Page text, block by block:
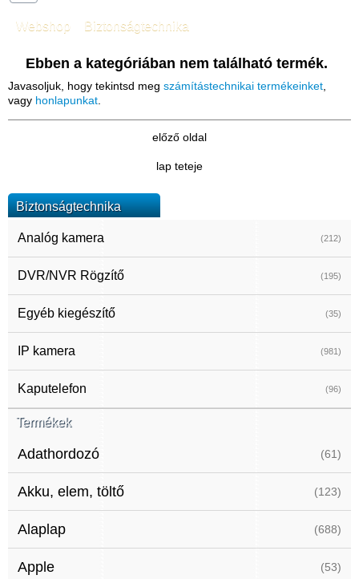
Biztonságtechnika
Analóg kamera (212)
DVR/NVR Rögzítő (195)
Egyéb kiegészítő (35)
IP kamera (981)
Kaputelefon (96)
Termékek
Adathordozó (61)
Akku, elem, töltő (123)
Alaplap (688)
Apple (53)
Webshop Biztonságtechnika
Ebben a kategóriában nem található termék.
Javasoljuk, hogy tekintsd meg számítástechnikai termékeinket
vagy honlapunkat
előző oldal
lap teteje